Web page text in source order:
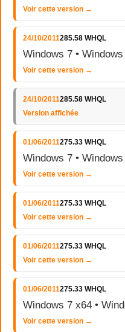
Voir cette version →
24/10/2011285.58 WHQL
Windows 7 •
Voir cette version →
24/10/2011285.58 WHQL
Version affichée
01/06/2011275.33 WHQL
Windows 7 •
Voir cette version →
01/06/2011275.33 WHQL
Voir cette version →
01/06/2011275.33 WHQL
Voir cette version →
01/06/2011275.33 WHQL
Windows 7 x64 •
Voir cette version →